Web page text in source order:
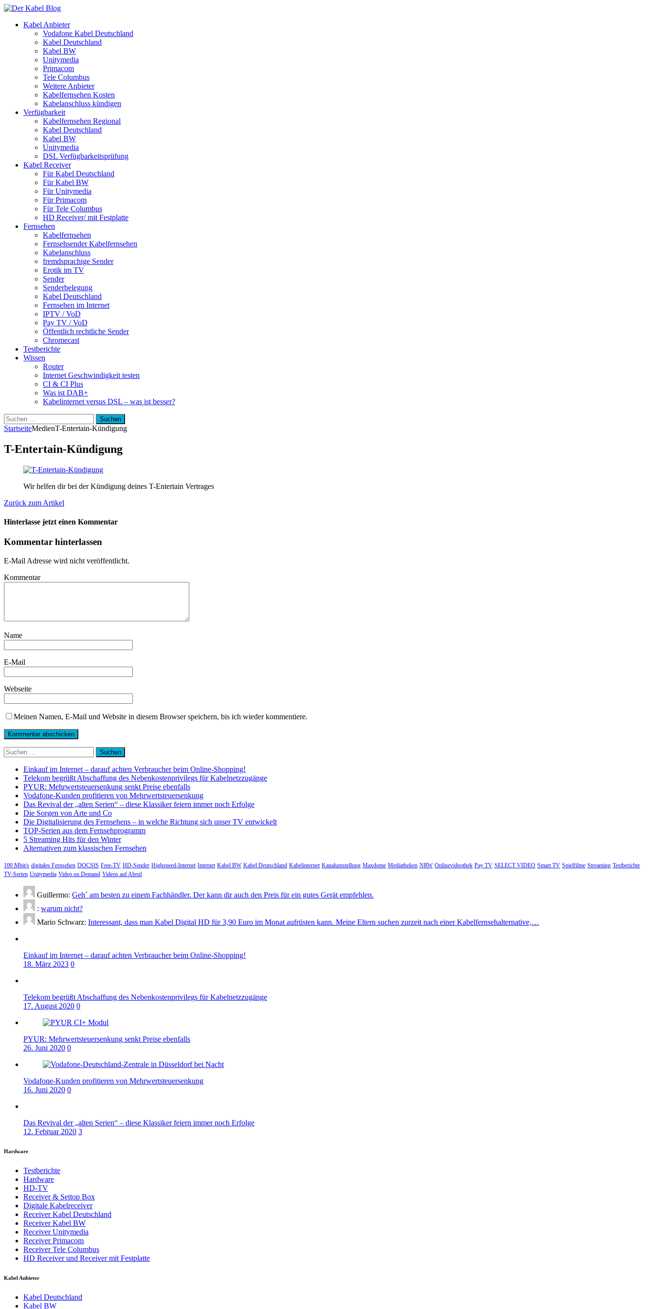
Kabel Anbieter
Vodafone Kabel Deutschland
Kabel Deutschland
Kabel BW
Unitymedia
Primacom
Tele Columbus
Weitere Anbieter
Kabelfernsehen Kosten
Kabelanschluss kündigen
Verfügbarkeit
Kabelfernsehen Regional
Kabel Deutschland
Kabel BW
Unitymedia
DSL Verfügbarkeitsprüfung
Kabel Receiver
Für Kabel Deutschland
Für Kabel BW
Für Unitymedia
Für Primacom
Für Tele Columbus
HD Receiver/ mit Festplatte
Fernsehen
Kabelfernsehen
Fernsehsender Kabelfernsehen
Kabelanschluss
fremdsprachige Sender
Erotik im TV
Sender
Senderbelegung
Kabel Deutschland
Fernsehen im Internet
IPTV / VoD
Pay TV / VoD
Öffentlich rechtliche Sender
Chromecast
Testberichte
Wissen
Router
Internet Geschwindigkeit testen
CI & CI Plus
Was ist DAB+
Kabelinternet versus DSL – was ist besser?
Suchen
nach:
StartseiteMedienT-Entertain-Kündigung
T-Entertain-Kündigung
Wir helfen dir bei der Kündigung deines T-Entertain Vertrages
Zurück zum Artikel
Hinterlasse jetzt einen Kommentar
Kommentar hinterlassen
E-Mail Adresse wird nicht veröffentlicht.
Kommentar
Name
E-Mail
Webseite
Meinen Namen, E-Mail und Website in diesem Browser speichern, bis ich wieder kommentiere.
Suchen
nach:
Einkauf im Internet – darauf achten Verbraucher beim Online-Shopping!
Telekom begrüßt Abschaffung des Nebenkostenprivilegs für Kabelnetzzugänge
PYUR: Mehrwertsteuersenkung senkt Preise ebenfalls
Vodafone-Kunden profitieren von Mehrwertsteuersenkung
Das Revival der „alten Serien“ – diese Klassiker feiern immer noch Erfolge
Die Sorgen von Arte und Co
Die Digitalisierung des Fernsehens – in welche Richtung sich unser TV entwickelt
TOP-Serien aus dem Fernsehprogramm
5 Streaming Hits für den Winter
Alternativen zum klassischen Fernsehen
100 Mbit/s digitales Fernsehen DOCSIS Free-TV HD-Sender Highspeed-Internet Internet Kabel BW Kabel Deutschland Kabelinternet Kanalumstellung Maxdome Mediatheken NRW Onlinevideothek Pay TV SELECT VIDEO Smart TV Spielfilme Streaming Testberichte
TV-Serien Unitymedia Video on Demand Videos auf Abruf
Guillermo: Geh´ am besten zu einem Fachhändler. Der kann dir auch den Preis für ein gutes Gerät empfehlen.
: warum nicht?
Mario Schwarz: Interessant, dass man Kabel Digital HD für 3,90 Euro im Monat aufrüsten kann. Meine Eltern suchen zurzeit nach einer Kabelfernsehalternative,…
Einkauf im Internet – darauf achten Verbraucher beim Online-Shopping!
18. März 2023 0
Telekom begrüßt Abschaffung des Nebenkostenprivilegs für Kabelnetzzugänge
17. August 2020 0
PYUR: Mehrwertsteuersenkung senkt Preise ebenfalls
26. Juni 2020 0
Vodafone-Kunden profitieren von Mehrwertsteuersenkung
16. Juni 2020 0
Das Revival der „alten Serien“ – diese Klassiker feiern immer noch Erfolge
12. Februar 2020 3
Hardware
Testberichte
Hardware
HD-TV
Receiver & Settop Box
Digitale Kabelreceiver
Receiver Kabel Deutschland
Receiver Kabel BW
Receiver Unitymedia
Receiver Primacom
Receiver Tele Columbus
HD Receiver und Receiver mit Festplatte
Kabel Anbieter
Kabel Deutschland
Kabel BW